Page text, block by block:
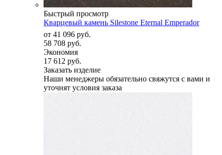
Быстрый просмотр
Кварцевый камень Silestone Eternal Emperador
от 41 096 руб.
58 708 руб.
Экономия
17 612 руб.
Заказать изделие
Наши менеджеры обязательно свяжутся с вами и
уточнят условия заказа